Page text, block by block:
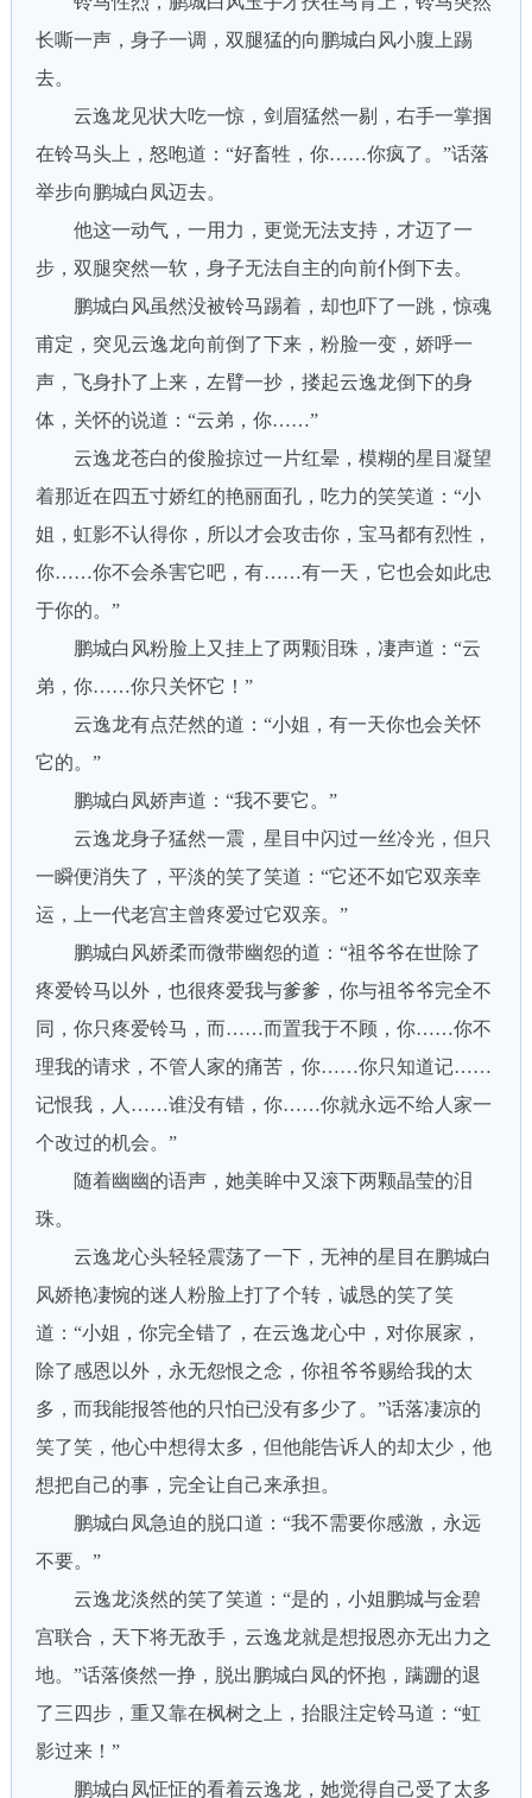
长嘶一声，身子一调，双腿猛的向鹏城白风小腹上踢
去。
云逸龙见状大吃一惊，剑眉猛然一剔，右手一掌掴
在铃马头上，怒咆道：“好畜牲，你……你疯了。”话落
举步向鹏城白凤迈去。
他这一动气，一用力，更觉无法支持，才迈了一
步，双腿突然一软，身子无法自主的向前仆倒下去。
鹏城白风虽然没被铃马踢着，却也吓了一跳，惊魂
甫定，突见云逸龙向前倒了下来，粉脸一变，娇呼一
声，飞身扑了上来，左臂一抄，搂起云逸龙倒下的身
体，关怀的说道：“云弟，你……”
云逸龙苍白的俊脸掠过一片红晕，模糊的星目凝望
着那近在四五寸娇红的艳丽面孔，吃力的笑笑道：“小
姐，虹影不认得你，所以才会攻击你，宝马都有烈性，
你……你不会杀害它吧，有……有一天，它也会如此忠
于你的。”
鹏城白风粉脸上又挂上了两颗泪珠，凄声道：“云
弟，你……你只关怀它！”
云逸龙有点茫然的道：“小姐，有一天你也会关怀
它的。”
鹏城白凤娇声道：“我不要它。”
云逸龙身子猛然一震，星目中闪过一丝冷光，但只
一瞬便消失了，平淡的笑了笑道：“它还不如它双亲幸
运，上一代老宫主曾疼爱过它双亲。”
鹏城白风娇柔而微带幽怨的道：“祖爷爷在世除了
疼爱铃马以外，也很疼爱我与爹爹，你与祖爷爷完全不
同，你只疼爱铃马，而……而置我于不顾，你……你不
理我的请求，不管人家的痛苦，你……你只知道记……
记恨我，人……谁没有错，你……你就永远不给人家一
个改过的机会。”
随着幽幽的语声，她美眸中又滚下两颗晶莹的泪
珠。
云逸龙心头轻轻震荡了一下，无神的星目在鹏城白
风娇艳凄惋的迷人粉脸上打了个转，诚恳的笑了笑
道：“小姐，你完全错了，在云逸龙心中，对你展家，
除了感恩以外，永无怨恨之念，你祖爷爷赐给我的太
多，而我能报答他的只怕已没有多少了。”话落凄凉的
笑了笑，他心中想得太多，但他能告诉人的却太少，他
想把自己的事，完全让自己来承担。
鹏城白凤急迫的脱口道：“我不需要你感激，永远
不要。”
云逸龙淡然的笑了笑道：“是的，小姐鹏城与金碧
宫联合，天下将无敌手，云逸龙就是想报恩亦无出力之
地。”话落倏然一挣，脱出鹏城白凤的怀抱，蹒跚的退
了三四步，重又靠在枫树之上，抬眼注定铃马道：“虹
影过来！”
鹏城白凤怔怔的看着云逸龙，她觉得自己受了太多